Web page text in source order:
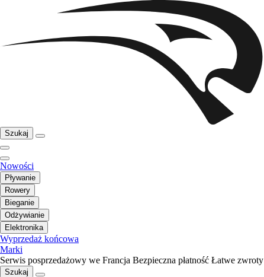
Szukaj
Nowości
Pływanie
Rowery
Bieganie
Odżywianie
Elektronika
Wyprzedaż końcowa
Marki
Serwis posprzedażowy we Francja Bezpieczna płatność Łatwe zwroty
Szukaj